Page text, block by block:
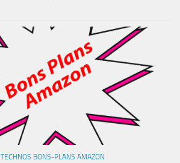
TECHNOS BONS-PLANS AMAZON